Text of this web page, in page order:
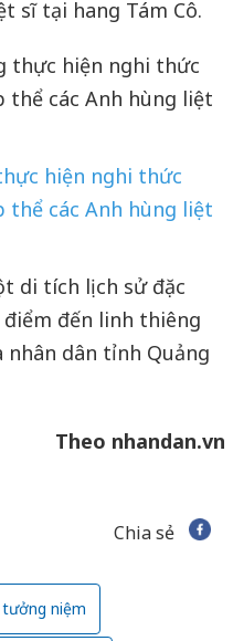
sĩ tại hang Tám Cô.
hiện nghi thức
các Anh hùng liệt
di tích lịch sử đặc
điểm đến linh thiêng
dân tỉnh Quảng
Theo nhandan.vn
Chia sẻ
niệm